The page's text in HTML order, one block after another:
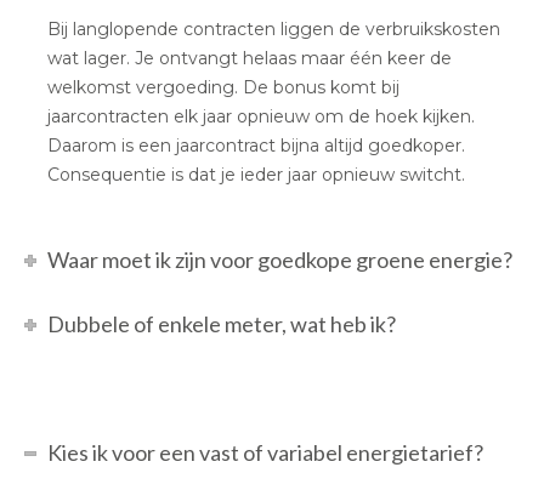
Bij langlopende contracten liggen de verbruikskosten
wat lager. Je ontvangt helaas maar één keer de
welkomst vergoeding. De bonus komt bij
jaarcontracten elk jaar opnieuw om de hoek kijken.
Daarom is een jaarcontract bijna altijd goedkoper.
Consequentie is dat je ieder jaar opnieuw switcht.
Waar moet ik zijn voor goedkope groene energie?
Dubbele of enkele meter, wat heb ik?
Kies ik voor een vast of variabel energietarief?